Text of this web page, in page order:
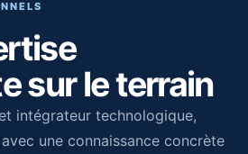
sur le terrain
intégrateur technologique,
une connaissance concrète